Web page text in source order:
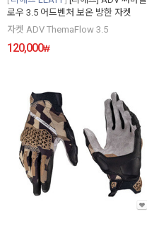
로우 3.5 어드벤처 보온 방한 자켓
자켓 ADV ThemaFlow 3.5
120,000₩